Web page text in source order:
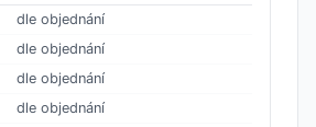
dle objednání
dle objednání
dle objednání
dle objednání